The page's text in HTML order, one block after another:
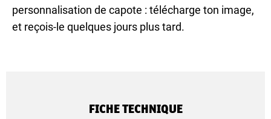
personnalisation de capote : télécharge ton image,
et reçois-le quelques jours plus tard.
FICHE TECHNIQUE